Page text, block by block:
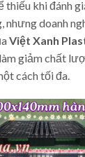
thiếu khi đánh
doanh
Việt Xanh
giảm chất
cách tối đa.